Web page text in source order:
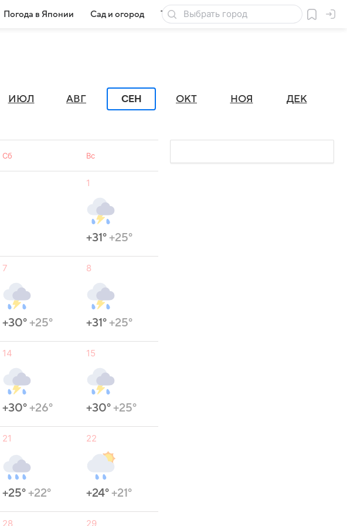
Погода в Японии Сад и огород Товары для дачи
ИЮЛ АВГ СЕН ОКТ НОЯ ДЕК
Сб Вс
1
+31°+25°
7
+30°+25°
8
+31°+25°
14
+30°+26°
15
+30°+25°
21
+25°+22°
22
+24°+21°
28 29